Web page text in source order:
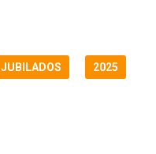
JUBILADOS 2025